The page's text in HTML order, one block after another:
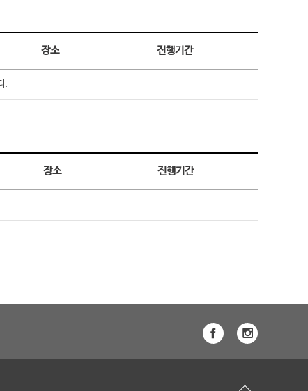
장소 진행기간
.
장소 진행기간